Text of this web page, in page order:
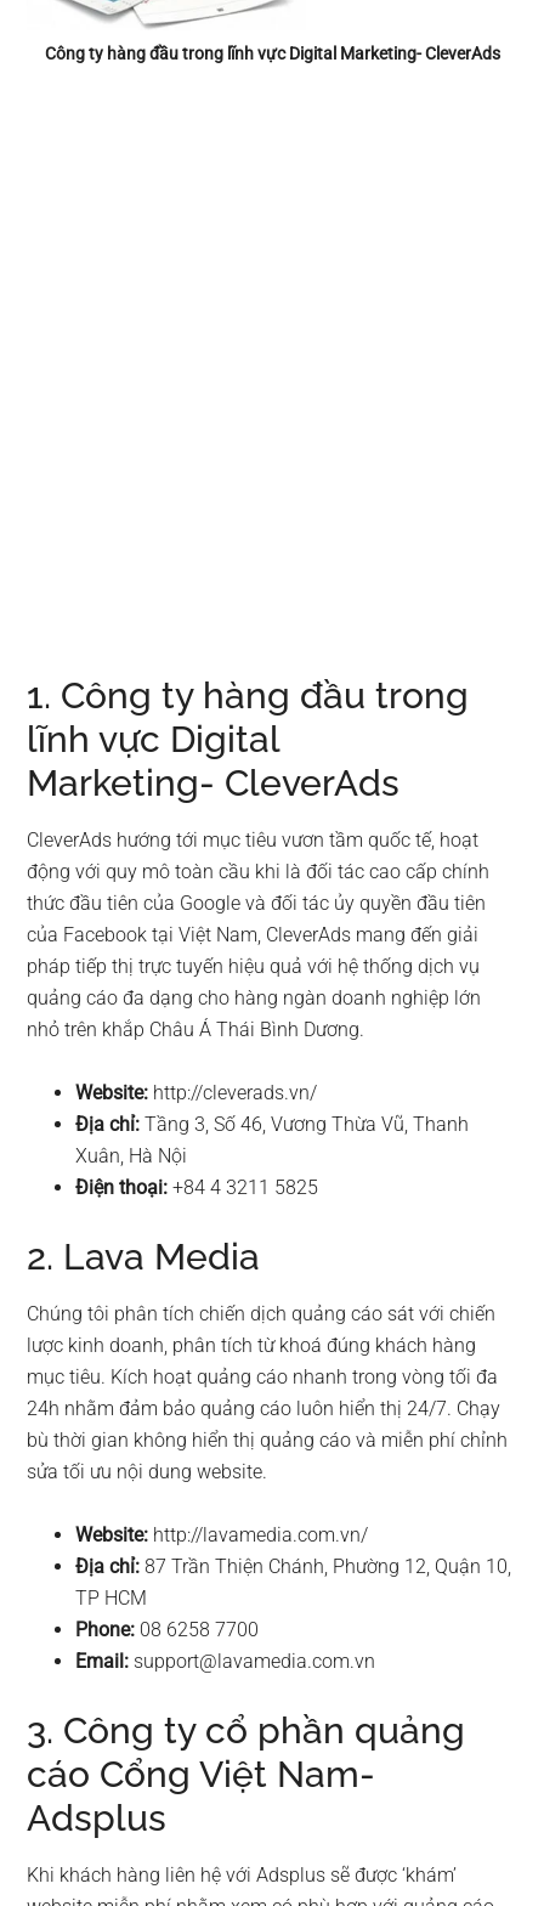
Công ty hàng đầu trong lĩnh vực Digital Marketing- CleverAds
1. Công ty hàng đầu trong
lĩnh vực Digital
Marketing- CleverAds
CleverAds hướng tới mục tiêu vươn tầm quốc tế, hoạt
động với quy mô toàn cầu khi là đối tác cao cấp chính
thức đầu tiên của Google và đối tác ủy quyền đầu tiên
của Facebook tại Việt Nam, CleverAds mang đến giải
pháp tiếp thị trực tuyến hiệu quả với hệ thống dịch vụ
quảng cáo đa dạng cho hàng ngàn doanh nghiệp lớn
nhỏ trên khắp Châu Á Thái Bình Dương.
Website: http://cleverads.vn/
Địa chỉ:Tầng 3, Số 46, Vương Thừa Vũ, Thanh
Xuân, Hà Nội
Điện thoại: +84 4 3211 5825
2. Lava Media
Chúng tôi phân tích chiến dịch quảng cáo sát với chiến
lược kinh doanh, phân tích từ khoá đúng khách hàng
mục tiêu. Kích hoạt quảng cáo nhanh trong vòng tối đa
24h nhằm đảm bảo quảng cáo luôn hiển thị 24/7. Chạy
bù thời gian không hiển thị quảng cáo và miễn phí chỉnh
sửa tối ưu nội dung website.
Website: http://lavamedia.com.vn/
Địa chỉ:87 Trần Thiện Chánh, Phường 12, Quận 10,
TP HCM
Phone: 08 6258 7700
Email: support@lavamedia.com.vn
3. Công ty cổ phần quảng
cáo Cổng Việt Nam-
Adsplus
Khi khách hàng liên hệ với Adsplus sẽ được ‘khám’